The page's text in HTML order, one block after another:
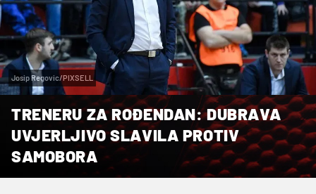
Josip Regovic/PIXSELL
TRENERU ZA ROĐENDAN: DUBRAVA
UVJERLJIVO SLAVILA PROTIV
SAMOBORA